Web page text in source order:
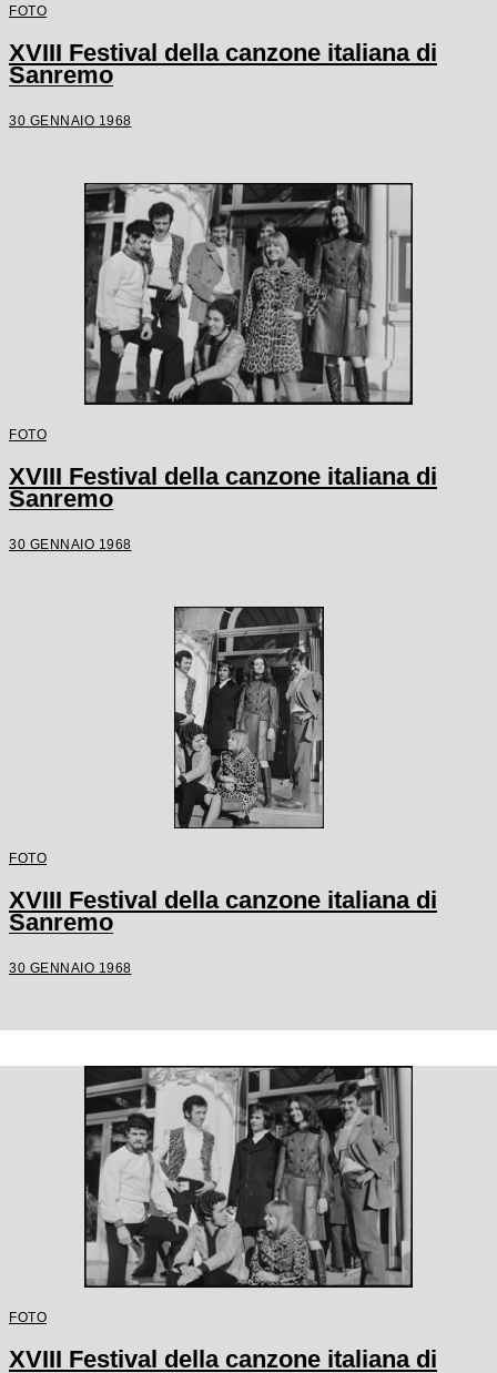
FOTO
XVIII Festival della canzone italiana di
Sanremo
30 GENNAIO 1968
FOTO
XVIII Festival della canzone italiana di
Sanremo
30 GENNAIO 1968
FOTO
XVIII Festival della canzone italiana di
Sanremo
30 GENNAIO 1968
FOTO
XVIII Festival della canzone italiana di